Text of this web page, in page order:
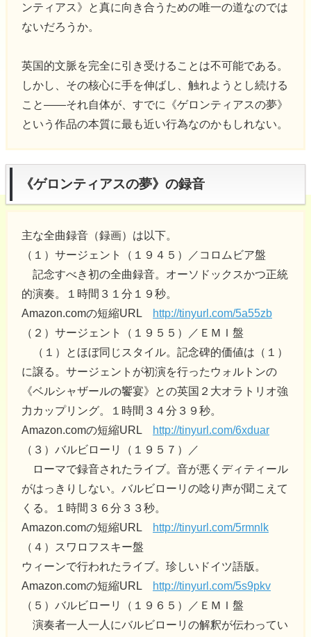
ンティアス》と真に向き合うための唯一の道なのでは
ないだろうか。
英国的文脈を完全に引き受けることは不可能である。
しかし、その核心に手を伸ばし、触れようとし続ける
こと――それ自体が、すでに《ゲロンティアスの夢》
という作品の本質に最も近い行為なのかもしれない。
《ゲロンティアスの夢》の録音
主な全曲録音（録画）は以下。
（１）サージェント（１９４５）／コロムビア盤
記念すべき初の全曲録音。オーソドックスかつ正統
的演奏。１時間３１分１９秒。
Amazon.comの短縮URL
http://tinyurl.com/5a55zb
（２）サージェント（１９５５）／ＥＭＩ盤
（１）とほぼ同じスタイル。記念碑的価値は（１）
に譲る。サージェントが初演を行ったウォルトンの
《ベルシャザールの饗宴》との英国２大オラトリオ強
力カップリング。１時間３４分３９秒。
Amazon.comの短縮URL
http://tinyurl.com/6xduar
（３）バルビローリ（１９５７）／
ローマで録音されたライブ。音が悪くディティール
がはっきりしない。バルビローリの唸り声が聞こえて
くる。１時間３６分３３秒。
Amazon.comの短縮URL
http://tinyurl.com/5rmnlk
（４）スワロフスキー盤
ウィーンで行われたライブ。珍しいドイツ語版。
Amazon.comの短縮URL
http://tinyurl.com/5s9pkv
（５）バルビローリ（１９６５）／ＥＭＩ盤
演奏者一人一人にバルビローリの解釈が伝わってい